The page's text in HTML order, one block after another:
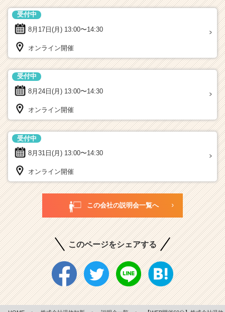
8月17日(月) 13:00〜14:30
受付中
オンライン開催
8月24日(月) 13:00〜14:30
受付中
オンライン開催
8月31日(月) 13:00〜14:30
受付中
オンライン開催
この会社の説明会一覧へ
このページをシェアする